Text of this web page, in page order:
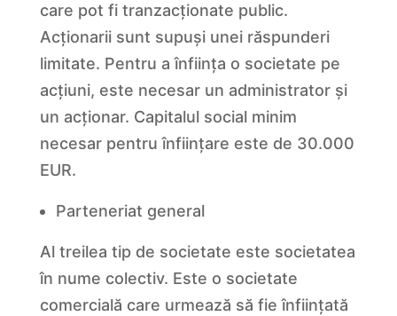
care pot fi tranzacționate public.
Acționarii sunt supuși unei răspunderi
limitate. Pentru a înființa o societate pe
acțiuni, este necesar un administrator și
un acționar. Capitalul social minim
necesar pentru înființare este de 30.000
EUR.
Parteneriat general
Al treilea tip de societate este societatea
în nume colectiv. Este o societate
comercială care urmează să fie înființată